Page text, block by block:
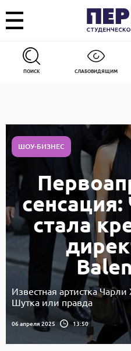
ПОИСК СЛАБОВИДЯЩИМ
ШОУ-БИЗНЕС
стала
Известная артистка
Шутка или правда
06 апреля 2025 13:50